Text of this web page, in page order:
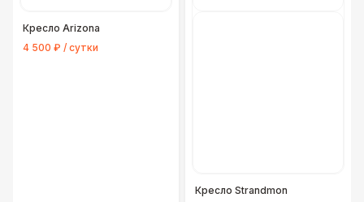
Кресло Arizona
4 500 ₽ / сутки
Кресло Strandmon